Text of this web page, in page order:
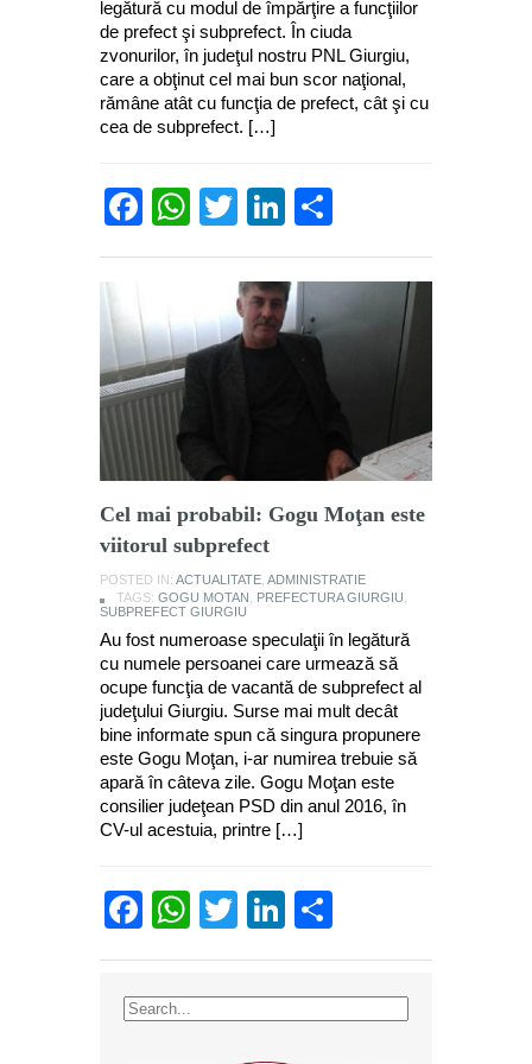
legătură cu modul de împărţire a funcţiilor
de prefect şi subprefect. În ciuda
zvonurilor, în judeţul nostru PNL Giurgiu,
care a obţinut cel mai bun scor naţional,
rămâne atât cu funcţia de prefect, cât şi cu
cea de subprefect. […]
Facebook
WhatsApp
TwitterLinkedIn
Cel mai probabil: Gogu Moţan este
viitorul subprefect
POSTED IN: ACTUALITATE ADMINISTRATIE
TAGS: GOGU MOTAN PREFECTURA GIURGIU
SUBPREFECT GIURGIU
Au fost numeroase speculaţii în legătură
cu numele persoanei care urmează să
ocupe funcţia de vacantă de subprefect al
judeţului Giurgiu. Surse mai mult decât
bine informate spun că singura propunere
este Gogu Moţan, i-ar numirea trebuie să
apară în câteva zile. Gogu Moţan este
consilier judeţean PSD din anul 2016, în
CV-ul acestuia, printre […]
Facebook
WhatsApp
TwitterLinkedIn